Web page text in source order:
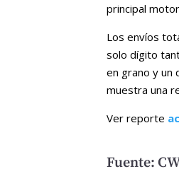
principal
Los envíos
solo dígito
en grano y un
muestra una
Ver reporte
Fuente: